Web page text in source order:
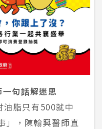
句話解迷思
脂只有500就中
」，陳翰興醫師直